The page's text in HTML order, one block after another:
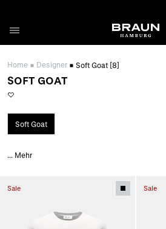
Home Designer Soft Goat [8]
SOFT GOAT
Soft Goat
... Mehr
Sale Sale